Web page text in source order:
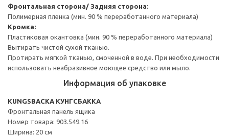
Фронтальная сторона/ Задняя сторона:
Полимерная пленка (мин. 90 % переработанного материала)
Кромка:
Пластиковая окантовка (мин. 90 % переработанного материала)
Вытирать чистой сухой тканью.
Протирать мягкой тканью, смоченной в воде. При необходимости
использовать неабразивное моющее средство или мыло.
Информация об упаковке
KUNGSBACKA КУНГСБАККА
Фронтальная панель ящика
Номер товара: 903.549.16
Ширина: 20 см